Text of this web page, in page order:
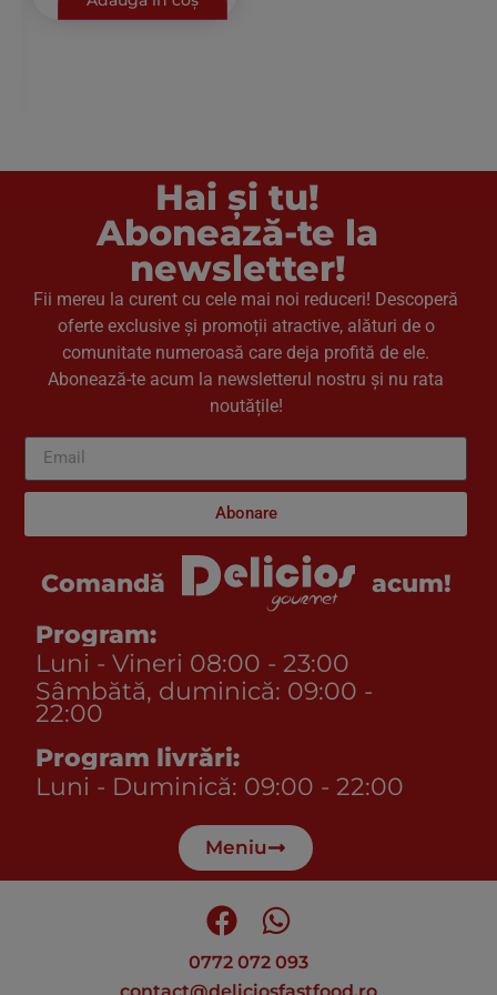
Hai și tu!
Abonează-te la
newsletter!
Fii mereu la curent cu cele mai noi reduceri! Descoperă
oferte exclusive și promoții atractive, alături de o
comunitate numeroasă care deja profită de ele.
Abonează-te acum la newsletterul nostru și nu rata
noutățile!
Abonare
Comandă acum!
Program:
Luni - Vineri 08:00 - 23:00
Sâmbătă, duminică: 09:00 -
22:00
Program livrări:
Luni - Duminică: 09:00 - 22:00
Meniu
0772 072 093